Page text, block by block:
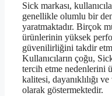
Sick markası,
genellikle olumlu bir
yaratmaktadır. Birçok
ürünlerinin yüksek
güvenilirliğini takdir
Kullanıcıların çoğu,
tercih etme nedenlerini
kalitesi, dayanıklılığı
olarak göstermektedir.